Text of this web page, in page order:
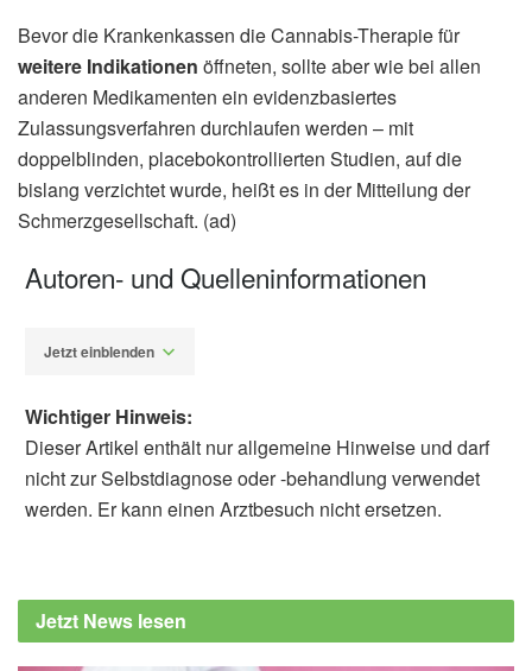
Bevor die Krankenkassen die Cannabis-Therapie für
weitere Indikationen öffneten, sollte aber wie bei allen
anderen Medikamenten ein evidenzbasiertes
Zulassungsverfahren durchlaufen werden – mit
doppelblinden, placebokontrollierten Studien, auf die
bislang verzichtet wurde, heißt es in der Mitteilung der
Schmerzgesellschaft. (ad)
Autoren- und Quelleninformationen
Jetzt einblenden
Medizinprodukte: Cannabis als Medizin:
BfArM veröffentlicht Abschlussbericht zur
Wichtiger Hinweis:
Dieser Artikel enthält nur allgemeine Hinweise und darf
nicht zur Selbstdiagnose oder -behandlung verwendet
werden. Er kann einen Arztbesuch nicht ersetzen.
Jetzt News lesen